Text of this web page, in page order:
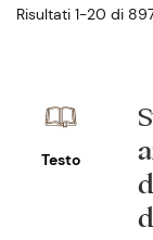
Risultati 1-20 di
Testo